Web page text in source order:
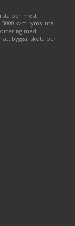
och mest
kvm ryms inte
med
bygga, sköta och